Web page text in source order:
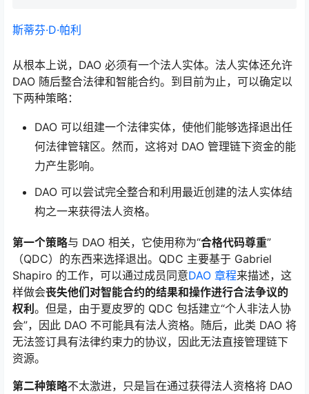
斯蒂芬·D·帕利
从根本上说，DAO 必须有一个法人实体。法人实体还允许
DAO 随后整合法律和智能合约。到目前为止，可以确定以
下两种策略：
DAO 可以组建一个法律实体，使他们能够选择退出任
何法律管辖区。然而，这将对 DAO 管理链下资金的能
力产生影响。
DAO 可以尝试完全整合和利用最近创建的法人实体结
构之一来获得法人资格。
第一个策略与 DAO 相关，它使用称为“合格代码尊重”
（QDC）的东西来选择退出。QDC 主要基于 Gabriel
Shapiro 的工作，可以通过成员同意DAO 章程来描述，这
样做会丧失他们对智能合约的结果和操作进行合法争议的
权利。但是，由于夏皮罗的 QDC 包括建立“个人非法人协
会”，因此 DAO 不可能具有法人资格。随后，此类 DAO 将
无法签订具有法律约束力的协议，因此无法直接管理链下
资源。
第二种策略不太激进，只是旨在通过获得法人资格将 DAO